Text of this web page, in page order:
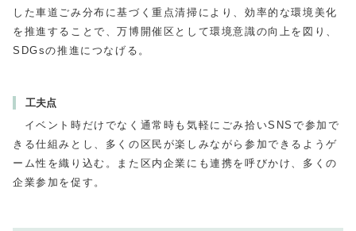
した車道ごみ分布に基づく重点清掃により、効率的な環境美化
を推進することで、万博開催区として環境意識の向上を図り、
SDGsの推進につなげる。
工夫点
イベント時だけでなく通常時も気軽にごみ拾いSNSで参加で
きる仕組みとし、多くの区民が楽しみながら参加できるようゲ
ーム性を織り込む。また区内企業にも連携を呼びかけ、多くの
企業参加を促す。